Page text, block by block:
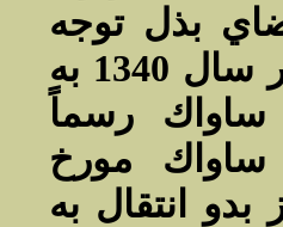
بذل توجه
كرده است‌. منوچهر آزمون در سال 1340 به
رسماً
مورخ
بدو انتقال به